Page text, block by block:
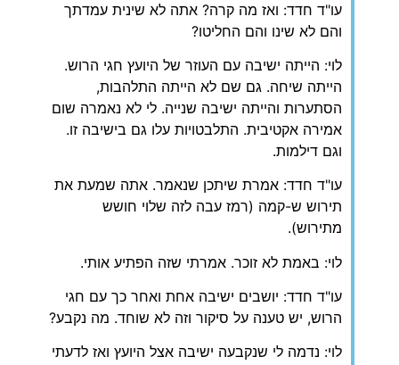
עו"ד חדד: ואז מה קרה? אתה לא שינית עמדתך
והם לא שינו והם החליטו?
לוי: הייתה ישיבה עם העוזר של היועץ חגי הרוש.
הייתה שיחה. גם שם לא הייתה התלהבות,
הסתערות והייתה ישיבה שנייה. לי לא נאמרה שום
אמירה אקטיבית. התלבטויות עלו גם בישיבה זו.
וגם דילמות.
עו"ד חדד: אמרת שיתכן שנאמר. אתה שמעת את
תירוש ש-קמה (רמז עבה לזה שלוי חושש
מתירוש).
לוי: באמת לא זוכר. אמרתי שזה הפתיע אותי.
עו"ד חדד: יושבים ישיבה אחת ואחר כך עם חגי
הרוש, יש טענה על סיקור וזה לא שוחד. מה נקבע?
לוי: נדמה לי שנקבעה ישיבה אצל היועץ ואז לדעתי